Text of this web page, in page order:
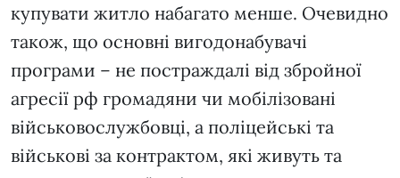
купувати житло набагато менше. Очевидно
також, що основні вигодонабувачі
програми – не постраждалі від збройної
агресії рф громадяни чи мобілізовані
військовослужбовці, а поліцейські та
військові за контрактом, які живуть та